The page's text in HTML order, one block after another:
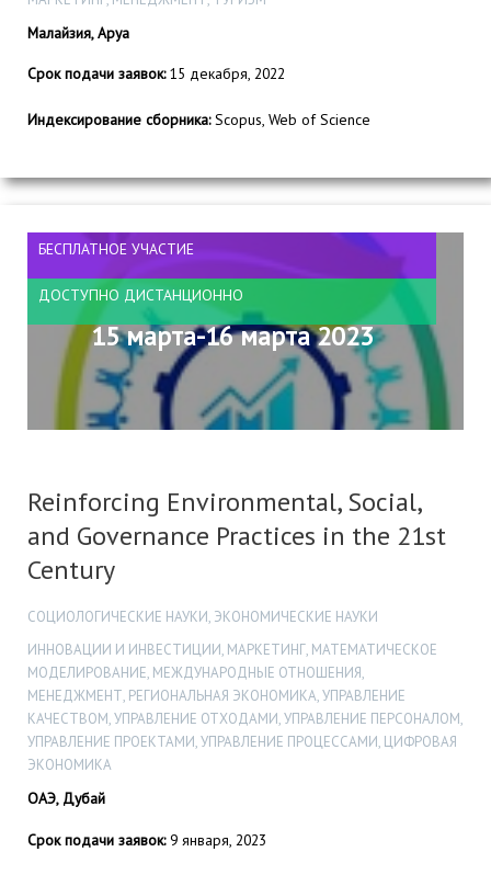
Малайзия, Аруа
Срок подачи заявок:15 декабря, 2022
Индексирование сборника:Scopus, Web of Science
БЕСПЛАТНОЕ УЧАСТИЕ
ДОСТУПНО ДИСТАНЦИОННО
15 марта-16 марта 2023
Reinforcing Environmental, Social,
and Governance Practices in the 21st
Century
СОЦИОЛОГИЧЕСКИЕ НАУКИ, ЭКОНОМИЧЕСКИЕ НАУКИ
ИННОВАЦИИ И ИНВЕСТИЦИИ, МАРКЕТИНГ, МАТЕМАТИЧЕСКОЕ
МОДЕЛИРОВАНИЕ, МЕЖДУНАРОДНЫЕ ОТНОШЕНИЯ,
МЕНЕДЖМЕНТ, РЕГИОНАЛЬНАЯ ЭКОНОМИКА, УПРАВЛЕНИЕ
КАЧЕСТВОМ, УПРАВЛЕНИЕ ОТХОДАМИ, УПРАВЛЕНИЕ ПЕРСОНАЛОМ,
УПРАВЛЕНИЕ ПРОЕКТАМИ, УПРАВЛЕНИЕ ПРОЦЕССАМИ, ЦИФРОВАЯ
ЭКОНОМИКА
ОАЭ, Дубай
Срок подачи заявок:9 января, 2023